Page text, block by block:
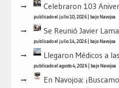
Celebraron 103
publicado el julio 10, 2026| bajoNavojoa
Se Reunió Javier
publicado el julio 14, 2026| bajoNavojoa
Llegaron Médicos a
publicado el agosto 4, 2026| bajoNavojoa
En Navojoa: